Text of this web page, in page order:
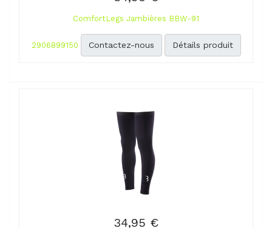
ComfortLegs Jambières BBW-91
2906899150 Contactez-nous Détails produit
34,95 €